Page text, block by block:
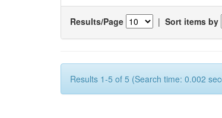
Results/Page | Sort items by
Results 1-5 of 5 (Search time: 0.002